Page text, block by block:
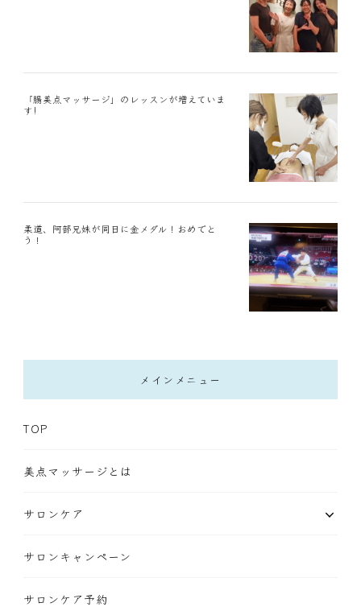
「腸美点マッサージ」のレッスンが増えていま
す!
柔道、阿部兄妹が同日に金メダル！おめでと
う！
メインメニュー
TOP
美点マッサージとは
サロンケア
サロンキャンペーン
サロンケア予約